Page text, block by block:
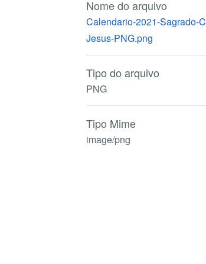
Nome do arquivo
Calendario-2021-Sagrado-
Jesus-PNG.png
Tipo do arquivo
PNG
Tipo Mime
image/png